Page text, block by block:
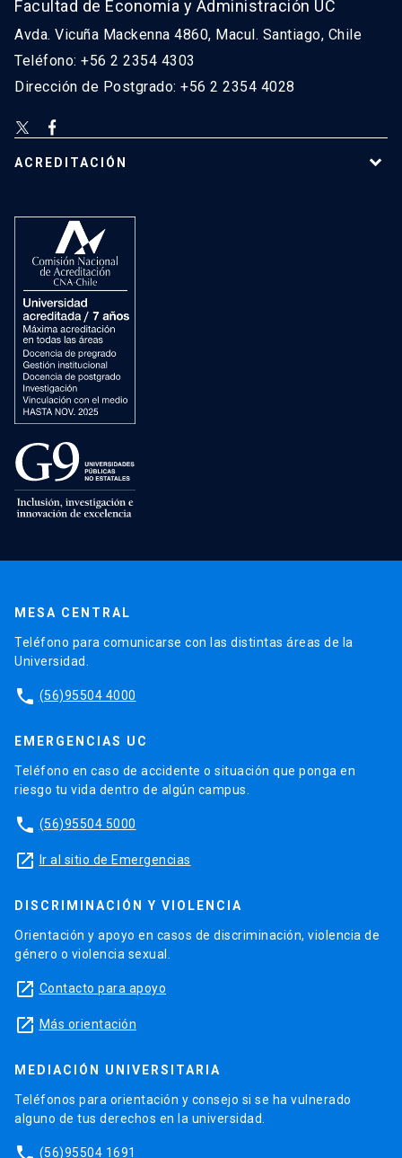
Facultad de Economía y Administración UC
Avda. Vicuña Mackenna 4860, Macul. Santiago, Chile
Teléfono: +56 2 2354 4303
Dirección de Postgrado: +56 2 2354 4028
ACREDITACIÓN
MESA CENTRAL
Teléfono para comunicarse con las distintas áreas de la
Universidad.
phone (56)95504 4000
EMERGENCIAS UC
Teléfono en caso de accidente o situación que ponga en
riesgo tu vida dentro de algún campus.
phone (56)95504 5000
launch Ir al sitio de Emergencias
DISCRIMINACIÓN Y VIOLENCIA
Orientación y apoyo en casos de discriminación, violencia de
género o violencia sexual.
launch Contacto para apoyo
launch Más orientación
MEDIACIÓN UNIVERSITARIA
Teléfonos para orientación y consejo si se ha vulnerado
alguno de tus derechos en la universidad.
(56)95504 1691